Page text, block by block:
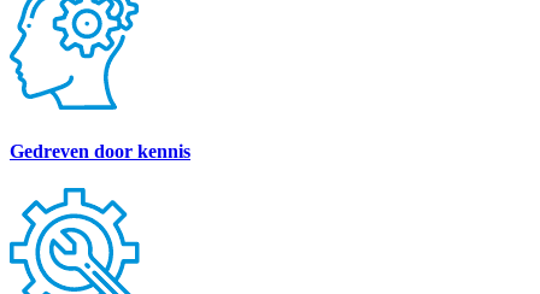
Gedreven door kennis